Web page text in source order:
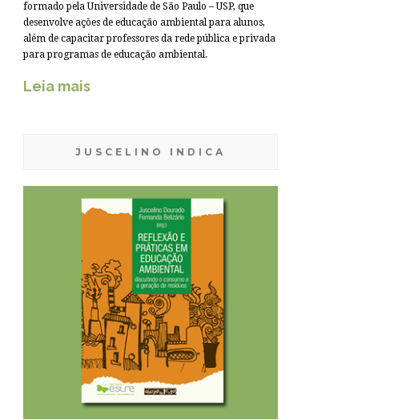
formado pela Universidade de São Paulo – USP, que
desenvolve ações de educação ambiental para alunos,
além de capacitar professores da rede pública e privada
para programas de educação ambiental.
Leia mais
JUSCELINO INDICA